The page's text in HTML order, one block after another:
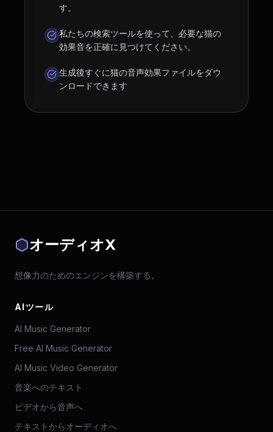
す。
私たちの検索ツールを使って、必要な猫の
効果音を正確に見つけてください。
生成後すぐに猫の音声効果ファイルをダウ
ンロードできます
オーディオX
想像力のためのエンジンを構築する。
AIツール
AI Music Generator
Free AI Music Generator
AI Music Video Generator
音楽へのテキスト
ビデオから音声へ
テキストからオーディオへ